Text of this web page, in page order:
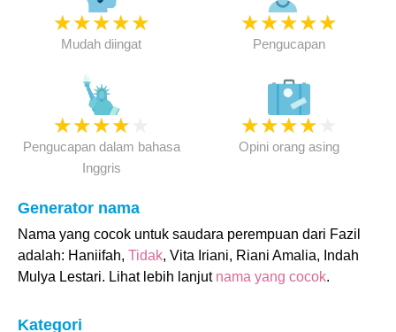
★★★★★
Mudah diingat
★★★★★
Pengucapan
★★★★
Pengucapan dalam bahasa
Inggris
★★★★
Opini orang asing
Generator nama
Nama yang cocok untuk saudara perempuan dari Fazil
adalah: Haniifah, Tidak, Vita Iriani, Riani Amalia, Indah
Mulya Lestari. Lihat lebih lanjut nama yang cocok.
Kategori